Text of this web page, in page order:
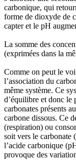
carbonique, qui
forme de dioxyde de
capter et le pH
La somme des
(exprimées dans la
Comme on peut le
l’association du
même système. Ce
d’équilibre et donc le
carbonates présents
carbone dissous. Ce
(respiration) ou
soit vers le carbonate
l’acide carbonique
provoque des